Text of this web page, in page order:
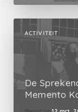
ACTIVITEIT
De
Memento